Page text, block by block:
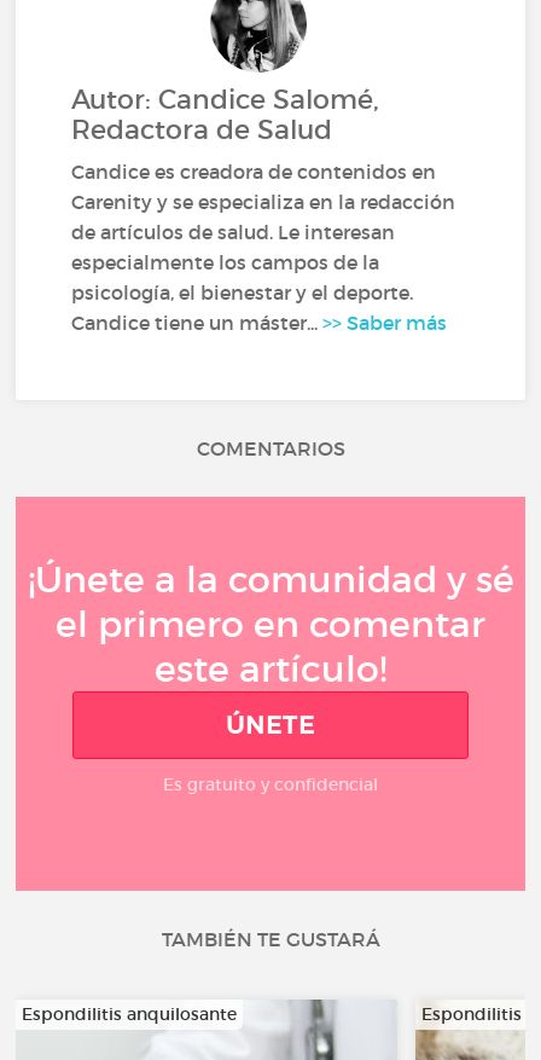
Autor: Candice Salomé,
Redactora de Salud
Candice es creadora de contenidos en
Carenity y se especializa en la redacción
de artículos de salud. Le interesan
especialmente los campos de la
psicología, el bienestar y el deporte.
Candice tiene un máster...>> Saber más
COMENTARIOS
¡Únete a la comunidad y sé
el primero en comentar
este artículo!
ÚNETE
Es gratuito y confidencial
TAMBIÉN TE GUSTARÁ
Espondilitis anquilosante Espondilitis